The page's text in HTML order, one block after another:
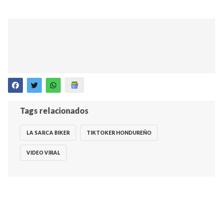
Tags relacionados
LA SARCA BIKER TIKTOKER HONDUREÑO
VIDEO VIRAL